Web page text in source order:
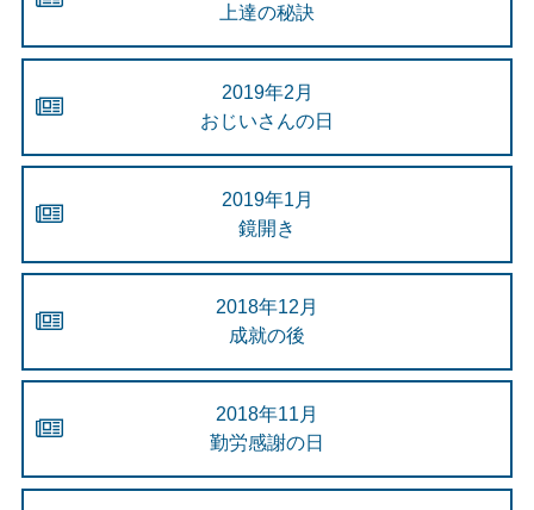
上達の秘訣
2019年2月
おじいさんの日
2019年1月
鏡開き
2018年12月
成就の後
2018年11月
勤労感謝の日